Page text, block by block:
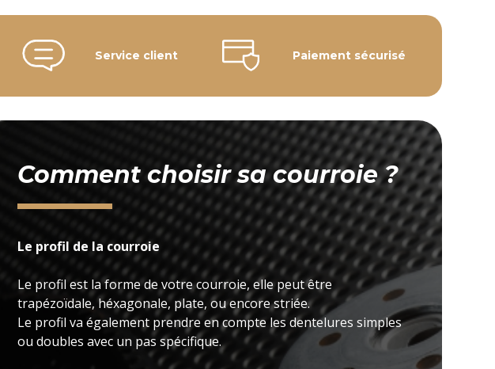
Service client Paiement sécurisé
Comment choisir sa courroie ?
Le profil de la courroie
Le profil est la forme de votre courroie, elle peut être
trapézoïdale, héxagonale, plate, ou encore striée.
Le profil va également prendre en compte les dentelures simples
ou doubles avec un pas spécifique.